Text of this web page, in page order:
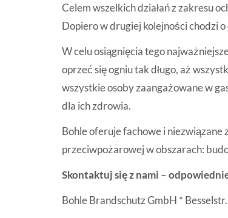
Celem wszelkich działań z zakresu
Dopiero w drugiej kolejności chodzi
W celu osiągnięcia tego
oprzeć się ogniu tak długo, aż
wszystkie osoby zaangażowane w
dla ich zdrowia.
Bohle oferuje fachowe i
przeciwpożarowej w obszarach:
Skontaktuj się z nami –
Bohle Brandschutz GmbH *